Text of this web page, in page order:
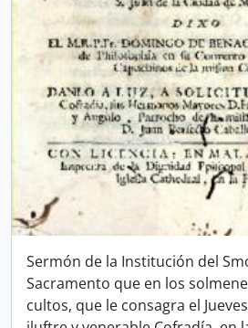
Sermón de la Institución del
Sacramento que en los
cultos, que le consagra el